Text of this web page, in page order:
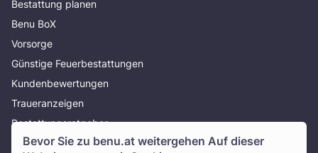
Bevor Sie zu benu.at weitergehen Auf dieser
Bestattung planen
Benu BoX
Vorsorge
Günstige Feuerbestattungen
Kundenbewertungen
Traueranzeigen
Bestattungsratgeber
Über uns